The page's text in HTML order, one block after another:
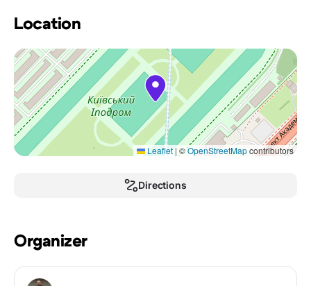
Location
Leaflet| ©OpenStreetMapcontributors
Directions
Organizer